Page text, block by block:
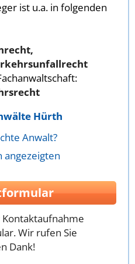
ist u.a. in folgenden
Hürth
Anwalt?
angezeigten
Wir rufen Sie
Dank!